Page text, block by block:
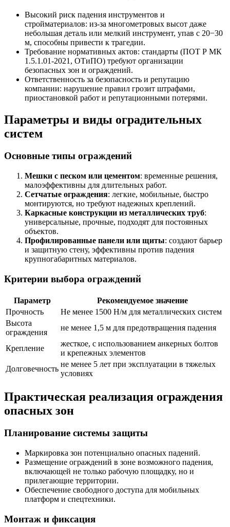
Высокий риск падения инструментов и
стройматериалов: из-за многометровых высот даже
небольшая деталь или мелкий инструмент, упав с 20−30
м, способны привести к трагедии.
Требование нормативных актов: стандарты (ПОТ Р МК
1.5.1.01-2021, ОТиПО) требуют организации
безопасных зон и ограждений.
Ответственность за безопасность и репутацию
компании: нарушение правил грозит штрафами,
приостановкой работ и репутационными потерями.
Параметры и виды оградительных
систем
Основные типы ограждений
Мешки с песком или цементом: временные решения,
малоэффективны для длительных работ.
Сетчатые ограждения: легкие, мобильные, быстро
монтируются, но требуют надежных креплений.
Каркасные конструкции из металлических труб:
универсальные, прочные, подходят для постоянных
объектов.
Профилированные панели или щиты: создают барьер
и защитную стену, эффективны против падения
крупногабаритных материалов.
Критерии выбора ограждений
Параметр
Рекомендуемое значение
Прочность
Не менее 1500 Н/м для металлических систем
Высота
ограждения
не менее 1,5 м для предотвращения падения
Крепление
жесткое, с использованием анкерных болтов
и крепежных элементов
Долговечность
не менее 5 лет при эксплуатации в тяжелых
условиях
Практическая реализация ограждения
опасных зон
Планирование системы защиты
Маркировка зон потенциально опасных падений.
Размещение ограждений в зоне возможного падения,
включающей не только рабочую площадку, но и
прилегающие территории.
Обеспечение свободного доступа для мобильных
платформ и спецтехники.
Монтаж и фиксация